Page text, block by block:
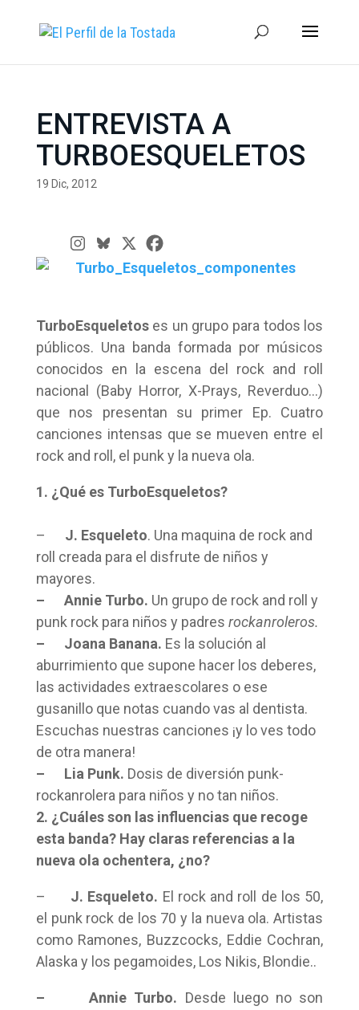
ENTREVISTA A
TURBOESQUELETOS
19 Dic, 2012
TurboEsqueletoses un grupo para todos los
públicos. Una banda formada por músicos
conocidos en la escena del rock and roll
nacional (Baby Horror, X-Prays, Reverduo…)
que nos presentan su primer Ep. Cuatro
canciones intensas que se mueven entre el
rock and roll, el punk y la nueva ola.
1. ¿Qué es TurboEsqueletos?
– J. Esqueleto. Una maquina de rock and
roll creada para el disfrute de niños y
mayores.
– Annie Turbo. Un grupo de rock and roll y
punk rock para niños y padres rockanroleros.
– Joana Banana. Es la solución al
aburrimiento que supone hacer los deberes,
las actividades extraescolares o ese
gusanillo que notas cuando vas al dentista.
Escuchas nuestras canciones ¡y lo ves todo
de otra manera!
–
Lia Punk. Dosis de diversión punk-
rockanrolera para niños y no tan niños.
2. ¿Cuáles son las influencias que recoge
esta banda? Hay claras referencias a la
nueva ola ochentera, ¿no?
– J. Esqueleto. El rock and roll de los 50,
el punk rock de los 70 y la nueva ola. Artistas
como Ramones, Buzzcocks, Eddie Cochran,
Alaska y los pegamoides, Los Nikis, Blondie..
– Annie Turbo. Desde luego no son